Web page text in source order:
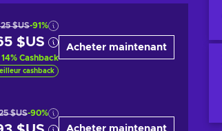
$US-91%
$US
14% Cashback
cashback
Acheter maintenant
$US-90%
Acheter maintenant